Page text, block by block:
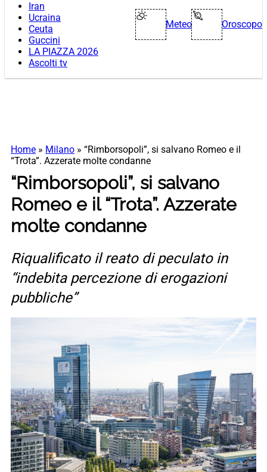
Iran
Ucraina
Ceuta
Guccini
LA PIAZZA 2026
Ascolti tv
Meteo Oroscopo
Home » Milano » “Rimborsopoli”, si salvano Romeo e il
“Trota”. Azzerate molte condanne
“Rimborsopoli”, si salvano
Romeo e il “Trota”. Azzerate
molte condanne
Riqualificato il reato di peculato in
“indebita percezione di erogazioni
pubbliche”